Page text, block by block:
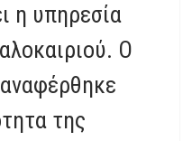
η υπηρεσία
Ο
της